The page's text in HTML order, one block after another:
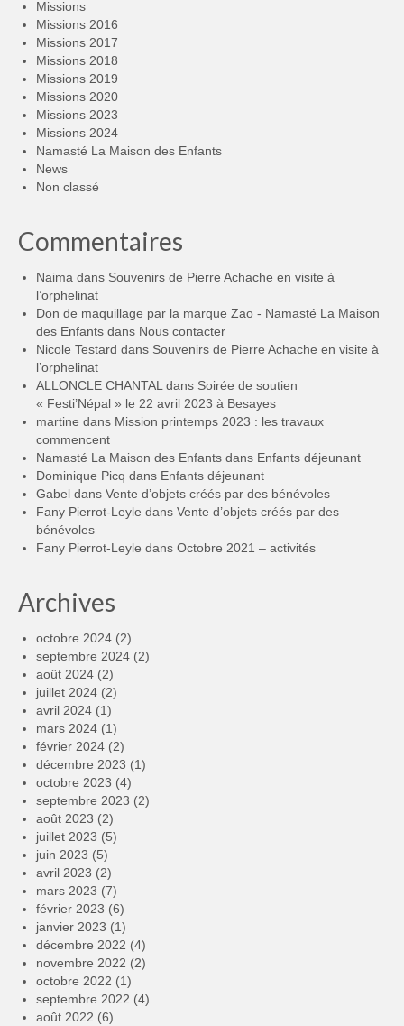
Missions
Missions 2016
Missions 2017
Missions 2018
Missions 2019
Missions 2020
Missions 2023
Missions 2024
Namasté La Maison des Enfants
News
Non classé
Commentaires
Naima dans Souvenirs de Pierre Achache en visite à
l’orphelinat
Don de maquillage par la marque Zao - Namasté La Maison
des Enfants dans Nous contacter
Nicole Testard dans Souvenirs de Pierre Achache en visite à
l’orphelinat
ALLONCLE CHANTAL dans Soirée de soutien
« Festi’Népal » le 22 avril 2023 à Besayes
martine dans Mission printemps 2023 : les travaux
commencent
Namasté La Maison des Enfants dans Enfants déjeunant
Dominique Picq dans Enfants déjeunant
Gabel dans Vente d’objets créés par des bénévoles
Fany Pierrot-Leyle dans Vente d’objets créés par des
bénévoles
Fany Pierrot-Leyle dans Octobre 2021 – activités
Archives
octobre 2024 (2)
septembre 2024 (2)
août 2024 (2)
juillet 2024 (2)
avril 2024 (1)
mars 2024 (1)
février 2024 (2)
décembre 2023 (1)
octobre 2023 (4)
septembre 2023 (2)
août 2023 (2)
juillet 2023 (5)
juin 2023 (5)
avril 2023 (2)
mars 2023 (7)
février 2023 (6)
janvier 2023 (1)
décembre 2022 (4)
novembre 2022 (2)
octobre 2022 (1)
septembre 2022 (4)
août 2022 (6)